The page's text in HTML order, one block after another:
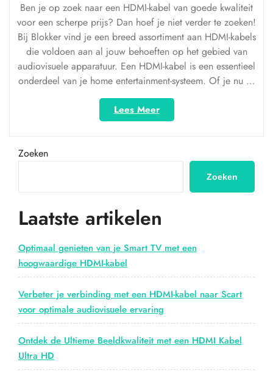
Ben je op zoek naar een HDMI-kabel van goede kwaliteit
voor een scherpe prijs? Dan hoef je niet verder te zoeken!
Bij Blokker vind je een breed assortiment aan HDMI-kabels
die voldoen aan al jouw behoeften op het gebied van
audiovisuele apparatuur. Een HDMI-kabel is een essentieel
onderdeel van je home entertainment-systeem. Of je nu …
Lees Meer“Kwaliteitsvolle
HDMI-
kabels
scherpe
bij
Zoeken
Zoeken
Laatste artikelen
Optimaal genieten van je Smart TV met een
hoogwaardige HDMI-kabel
Verbeter je verbinding met een HDMI-kabel naar Scart
voor optimale audiovisuele ervaring
Ontdek de Ultieme Beeldkwaliteit met een HDMI Kabel
Ultra HD